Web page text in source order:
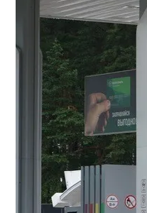
Как
249
Научное
Какие